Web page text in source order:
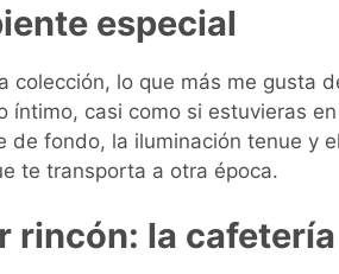
especial
colección, lo que más me gusta
íntimo, casi como si estuvieras
de fondo, la iluminación tenue y
te transporta a otra época.
rincón: la cafetería